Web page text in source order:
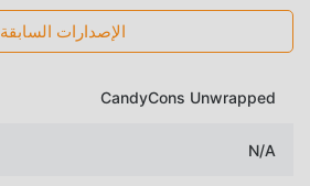
الإصدارات السابقة
CandyCons Unwrapped
N/A